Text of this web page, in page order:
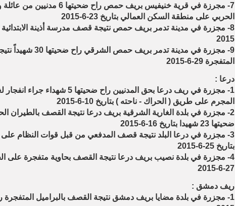
7- مجرزة في قرية خنيفيس بريف حمص
الحربي على منطقة السكن العمالي بتاريخ 23-6-2015
2015
9- مجزرة في مدينة تدمر
المتفجرة 29-6-2015
درعا :
1- مجزرة في ريف درعا بحق المدنيين
المجرم على طريق ( الحراك - ناحته ) بتاريخ 10-6-2015
2- مجزرة في بلدة الغارية الشرقية بريف درعا نتيجة القصف بالطيران
ضحيتها 23 شهيدا بتاريخ 16-6-2015
3- مجزرة في درعا البلد نتيجة قصف المدفعي من قبل قوات النظام على
بتاريخ 25-6-2015
27-6-2015
ريف دمشق :